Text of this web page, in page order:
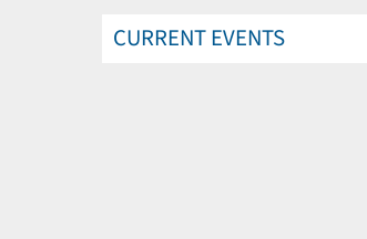
CURRENT EVENTS